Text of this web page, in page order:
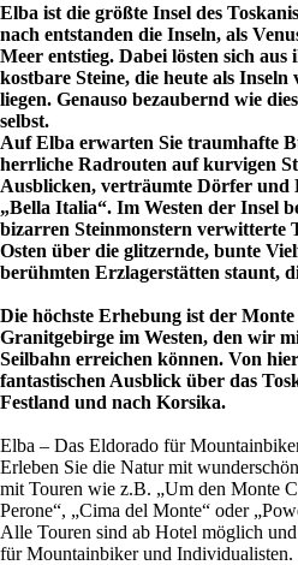
Elba ist die größte Insel des
nach entstanden die Inseln, als
Meer entstieg. Dabei lösten sich aus
kostbare Steine, die heute als
liegen. Genauso bezaubernd wie
selbst.
Auf Elba erwarten Sie traumhafte
herrliche Radrouten auf kurvigen
Ausblicken, verträumte Dörfer und
„Bella Italia“. Im Westen der Insel
bizarren Steinmonstern verwitterte
Osten über die glitzernde, bunte
berühmten Erzlagerstätten staunt,
Die höchste Erhebung ist der
Granitgebirge im Westen, den wir
Seilbahn erreichen können. Von
fantastischen Ausblick über das
Festland und nach Korsika.
Elba – Das Eldorado für
Erleben Sie die Natur mit
mit Touren wie z.B. „Um den Monte
Perone“, „Cima del Monte“ oder
Alle Touren sind ab Hotel möglich
für Mountainbiker und Individualisten.